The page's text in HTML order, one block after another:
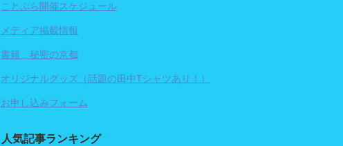
ことぶら開催スケジュール
メディア掲載情報
書籍 秘密の京都
オリジナルグッズ（話題の田中Tシャツあり！）
お申し込みフォーム
人気記事ランキング